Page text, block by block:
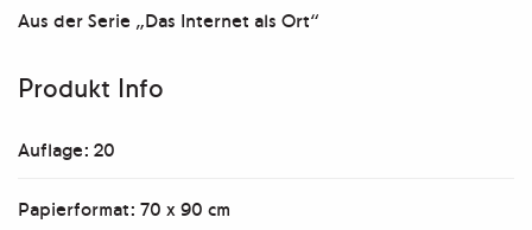
Aus der Serie „Das Internet als Ort“
Produkt Info
Auflage: 20
Papierformat: 70 x 90 cm